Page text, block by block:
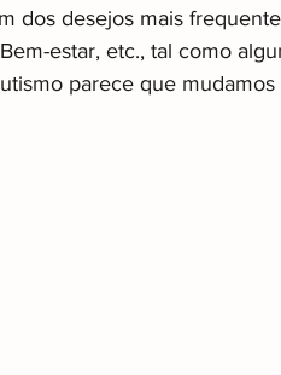
Autismo e
dos desejos mais
estar, etc., tal como
parece que